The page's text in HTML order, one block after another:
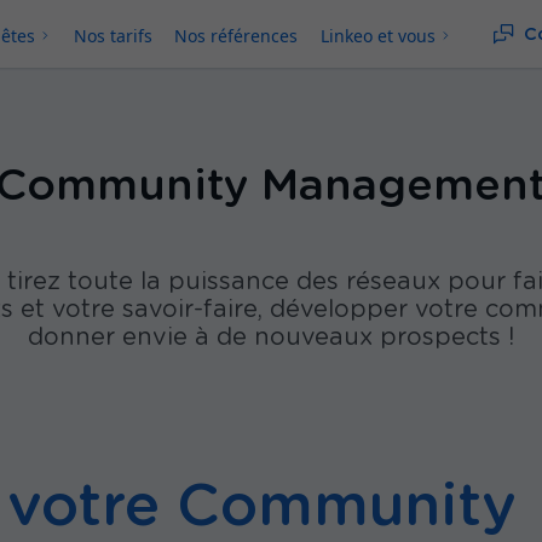
Nos tarifs Nos références Linkeo et vous
tirez toute la puissance des réseaux pour
et votre savoir-faire, développer votre
donner envie à de nouveaux prospects !
votre Community